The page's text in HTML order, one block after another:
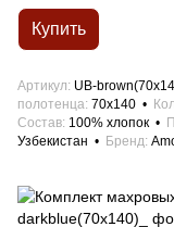
Купить
Артикул UB-
полотенца 70x140
Состав 100% хлопок
Узбекистан
Бренд